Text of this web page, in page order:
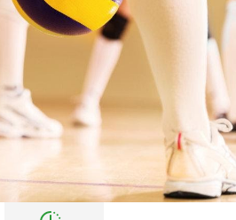
Sfaturi